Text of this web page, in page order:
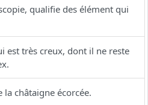
qualifie des élément qui
est très creux, dont il ne reste
la châtaigne écorcée.